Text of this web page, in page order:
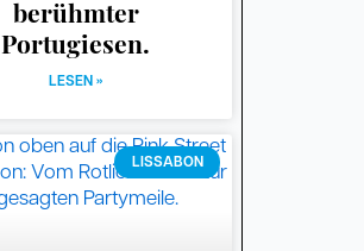
berühmter
Portugiesen.
LESEN »
LISSABON